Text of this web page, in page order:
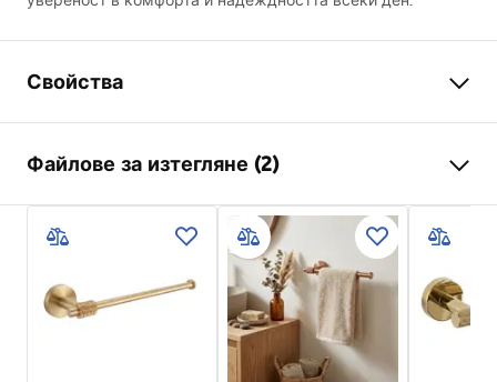
Свойства
Материал
Метал
Начин на монтаж
Завинтващ се
Ширина
50mm
Височина
65mm
Дълбочина
70mm
Modern
Файлове за изтегляне (2)
Информация за безопасност
WARUNKI_BEZPIECZENSTWA_AKCESORIA_LAZIENKOWE.